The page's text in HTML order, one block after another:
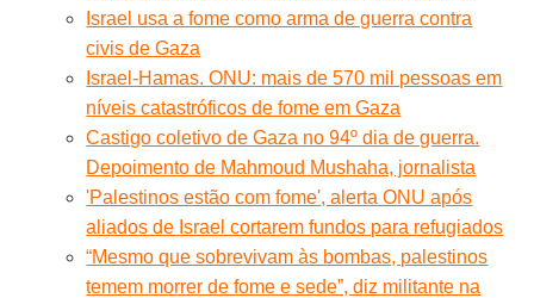
Israel usa a fome como arma de guerra contra
civis de Gaza
Israel-Hamas. ONU: mais de 570 mil pessoas em
níveis catastróficos de fome em Gaza
Castigo coletivo de Gaza no 94º dia de guerra.
Depoimento de Mahmoud Mushaha, jornalista
'Palestinos estão com fome', alerta ONU após
aliados de Israel cortarem fundos para refugiados
“Mesmo que sobrevivam às bombas, palestinos
temem morrer de fome e sede”, diz militante na